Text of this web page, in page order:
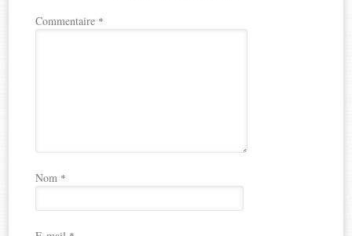
Commentaire *
Nom *